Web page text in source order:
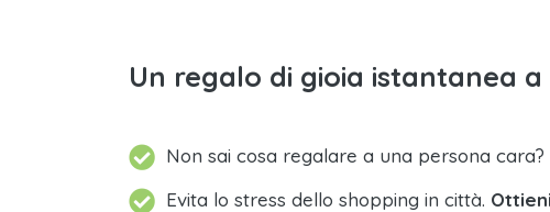
Un regalo di gioia istantanea
Non sai cosa regalare a una persona cara?
Evita lo stress dello shopping in città.